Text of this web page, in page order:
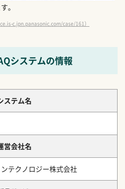
。
c.jpn.panasonic.com/case/161）
システムの情報
ステム名
営会社名
テクノロジー株式会社